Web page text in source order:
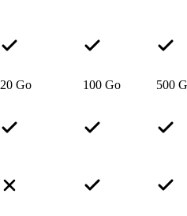
20 Go 100 Go
500